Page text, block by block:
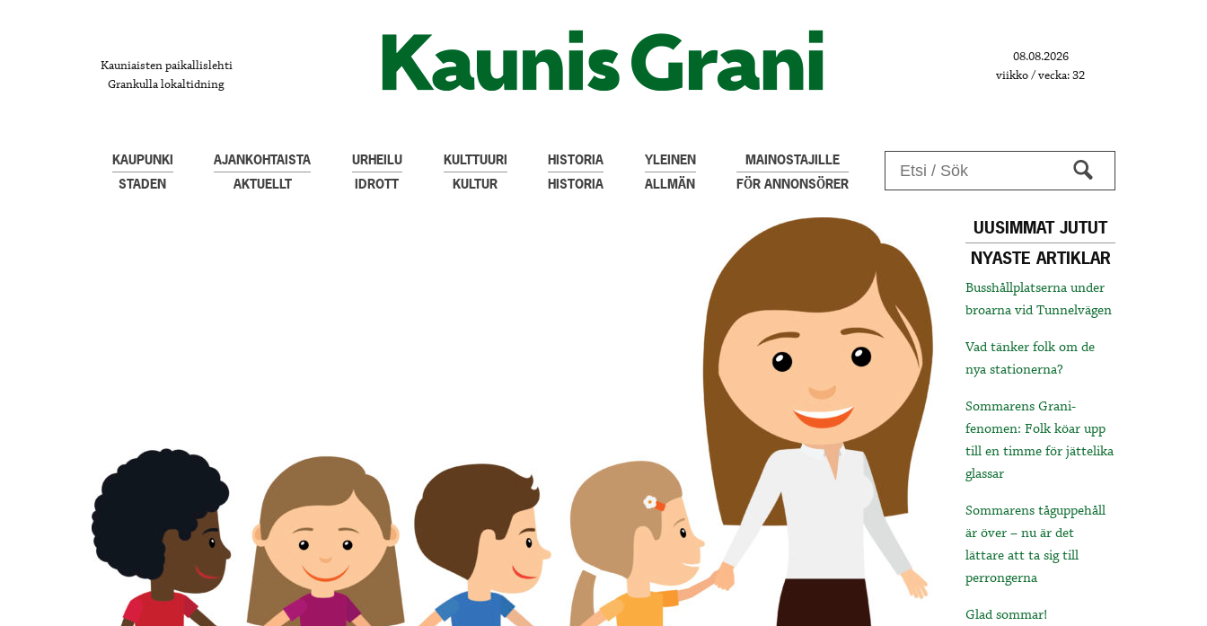
Kauniaisten paikallislehti
Grankulla lokaltidning
08.08.2026
viikko / vecka: 32
KAUPUNKI
STADEN
AJANKOHTAISTA
AKTUELLT
URHEILU
IDROTT
KULTTUURI
KULTUR
HISTORIA
HISTORIA
YLEINEN
ALLMÄN
MAINOSTAJILLE
FÖR ANNONSÖRER
UUSIMMAT JUTUT
NYASTE ARTIKLAR
Busshållplatserna under
broarna vid Tunnelvägen
Vad tänker folk om de
nya stationerna?
Sommarens Grani-
fenomen: Folk köar upp
till en timme för jättelika
glassar
Sommarens tåguppehåll
är över – nu är det
lättare att ta sig till
perrongerna
Glad sommar!